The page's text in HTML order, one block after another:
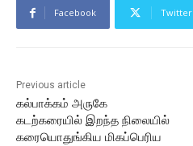
Facebook Twitter
Previous article
கல்பாக்கம் அருகே
கடற்கரையில் இறந்த நிலையில்
கரையொதுங்கிய மிகப்பெரிய